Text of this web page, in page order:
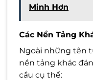
Minh Hơn
Các Nền Tảng
Ngoài những tên
nền tảng khác
cầu cụ thể: